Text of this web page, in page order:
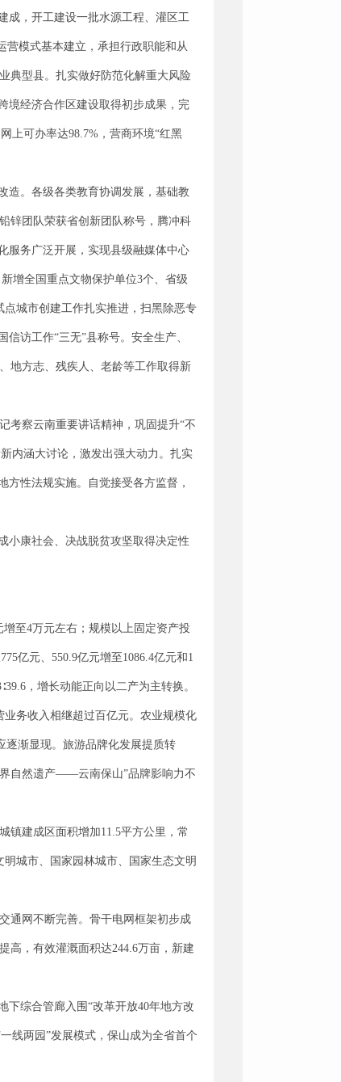
成，开工建设一批水源工程、灌区工
营模式基本建立，承担行政职能和从
典型县。扎实做好防范化解重大风险
境经济合作区建设取得初步成果，完
上可办率达98.7%，营商环境“红黑
造。各级各类教育协调发展，基础教
锌团队荣获省创新团队称号，腾冲科
服务广泛开展，实现县级融媒体中心
增全国重点文物保护单位3个、省级
城市创建工作扎实推进，扫黑除恶专
访工作“三无”县称号。安全生产、
地方志、残疾人、老龄等工作取得新
考察云南重要讲话精神，巩固提升“不
内涵大讨论，激发出强大动力。扎实
性法规实施。自觉接受各方监督，
小康社会、决战脱贫攻坚取得决定性
至4万元左右；规模以上固定资产投
亿元、550.9亿元增至1086.4亿元和1
，增长动能正向以二产为主转换。
务收入相继超过百亿元。农业规模化
逐渐显现。旅游品牌化发展提质转
自然遗产——云南保山”品牌影响力不
建成区面积增加11.5平方公里，常
城市、国家园林城市、国家生态文明
通网不断完善。骨干电网框架初步成
高，有效灌溉面积达244.6万亩，新建
综合管廊入围“改革开放40年地方改
线两园”发展模式，保山成为全省首个